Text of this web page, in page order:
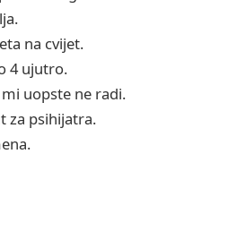
na cvijet.
4 ujutro.
uopste ne radi.
za psihijatra.